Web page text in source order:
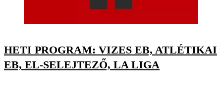
HETI PROGRAM: VIZES EB, ATLÉTIKAI
EB, EL-SELEJTEZŐ, LA LIGA